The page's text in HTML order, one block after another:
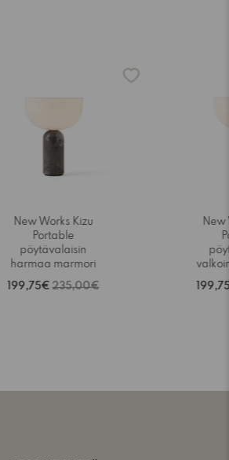
New Works Kizu
Portable
pöytävalaisin
harmaa marmori
199,75€ 235,00€
New